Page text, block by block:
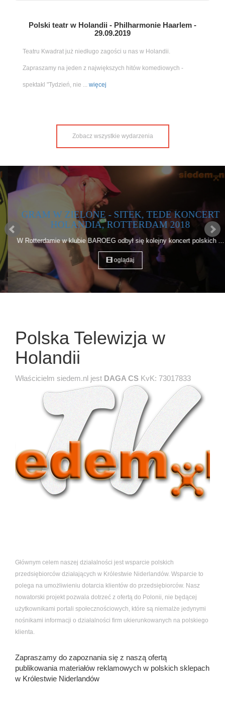
Polski teatr w Holandii - Philharmonie Haarlem -
29.09.2019
Teatru Kwadrat już niedługo zagości u nas w Holandii.
Zapraszamy na jeden z największych hitów komediowych -
spektakl "Tydzień, nie ... więcej
Zobacz wszystkie wydarzenia
GRAM W ZIELONE - SITEK, TEDE KONCERT
HOLANDIA, ROTTERDAM 2018
W Rotterdamie w klubie BAROEG odbył się kolejny koncert polskich ...
oglądaj
Polska Telewizja w
Holandii
Właścicielm siedem.nl jest DAGA CS KvK: 73017833
Głównym celem naszej działalności jest wsparcie polskich
przedsiębiorców działających w Królestwie Niderlandów. Wsparcie to
polega na umożliwieniu dotarcia klientów do przedsiębiorców. Nasz
nowatorski projekt pozwala dotrzeć z ofertą do Polonii, nie będącej
użytkownikami portali społecznościowych, które są niemalże jedynymi
nośnikami informacji o działalności firm ukierunkowanych na polskiego
klienta.
Zapraszamy do zapoznania się z naszą ofertą
publikowania materiałów reklamowych w polskich sklepach
w Królestwie Niderlandów